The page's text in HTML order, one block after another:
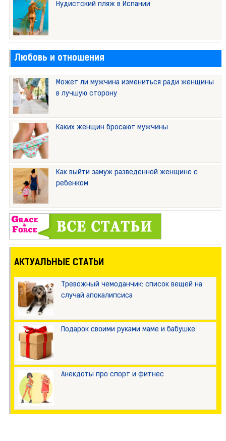
Нудистский пляж в Испании
Любовь и отношения
Может ли мужчина измениться ради женщины
в лучшую сторону
Каких женщин бросают мужчины
Как выйти замуж разведенной женщине с
ребенком
АКТУАЛЬНЫЕ СТАТЬИ
Тревожный чемоданчик: список вещей на
случай апокалипсиса
Подарок своими руками маме и бабушке
Анекдоты про спорт и фитнес